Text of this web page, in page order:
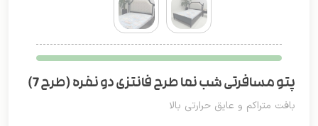
پتو مسافرتی شب نما طرح فانتزی دو نفره (طرح 7)
بافت متراکم و عایق حرارتی بالا